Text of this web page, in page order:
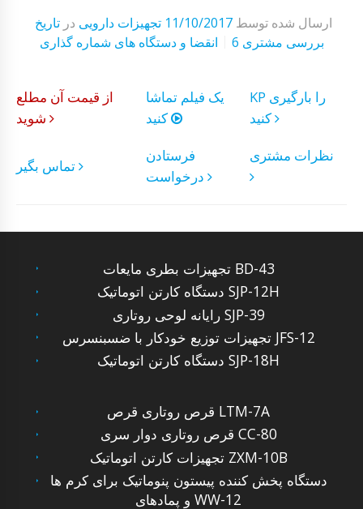
ارسال شده توسط11/10/2017 تجهیزات دارویی درتاریخ
انقضا و دستگاه های شماره گذاری
6 بررسی مشتری
از قیمت آن مطلع
یک فیلم تماشا
KP را بارگیری
فرستادن
نظرات مشتری
تجهیزات بطری مایعات BD-43
دستگاه کارتن اتوماتیک SJP-12H
رایانه لوحی روتاری SJP-39
تجهیزات توزیع خودکار با ضسبنسرس JFS-12
دستگاه کارتن اتوماتیک SJP-18H
قرص روتاری قرص LTM-7A
قرص روتاری دوار سری CC-80
تجهیزات کارتن اتوماتیک ZXM-10B
دستگاه پخش کننده پیستون پنوماتیک برای کرم ها
و پمادهای WW-12